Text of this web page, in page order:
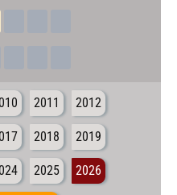
2011 2012
2018 2019
2025 2026